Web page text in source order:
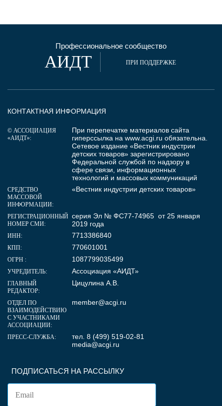
Профессиональное сообщество
АИДТ ПРИ ПОДДЕРЖКЕ
ПОДПИСАТЬСЯ НА РАССЫЛКУ
КОНТАКТНАЯ ИНФОРМАЦИЯ
© АССОЦИАЦИЯ
«АИДТ»:
При перепечатке материалов сайта
гиперссылка на www.acgi.ru обязательна.
Сетевое издание «Вестник индустрии
детских товаров» зарегистрировано
Федеральной службой по надзору в
сфере связи, информационных
технологий и массовых коммуникаций
СРЕДСТВО
МАССОВОЙ
ИНФОРМАЦИИ:
«Вестник индустрии детских товаров»
РЕГИСТРАЦИОННЫЙ
НОМЕР СМИ:
серия Эл № ФС77-74965 от 25 января
2019 года
ИНН: 7713386840
КПП: 770601001
ОГРН : 1087799035499
УЧРЕДИТЕЛЬ: Ассоциация «АИДТ»
ГЛАВНЫЙ
РЕДАКТОР:
Цицулина А.В.
ОТДЕЛ ПО
ВЗАИМОДЕЙСТВИЮ
С УЧАСТНИКАМИ
АССОЦИАЦИИ:
member@acgi.ru
ПРЕСС-СЛУЖБА:
тел. 8 (499) 519-02-81
media@acgi.ru